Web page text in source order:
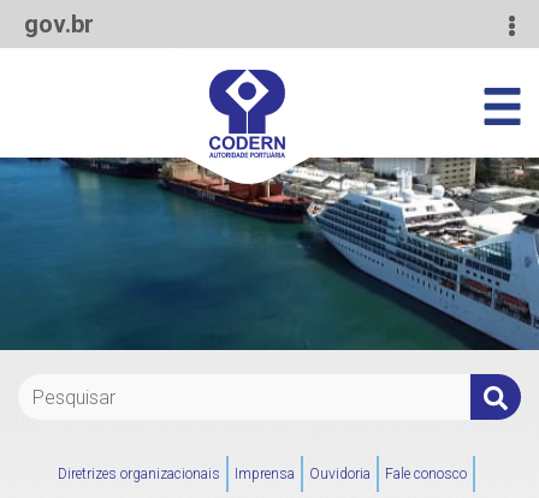
gov.br
Diretrizes organizacionais Imprensa Ouvidoria Fale conosco